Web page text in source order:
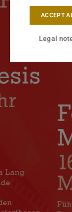
ACCEPT
Legal